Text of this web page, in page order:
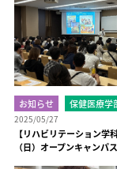
お知らせ 保健医療学
2025/05/27
【リハビリテーション学
（日）オープンキャンパ